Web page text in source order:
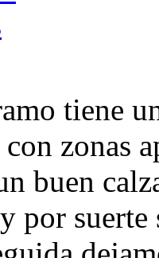
tiene
zonas
buen
por